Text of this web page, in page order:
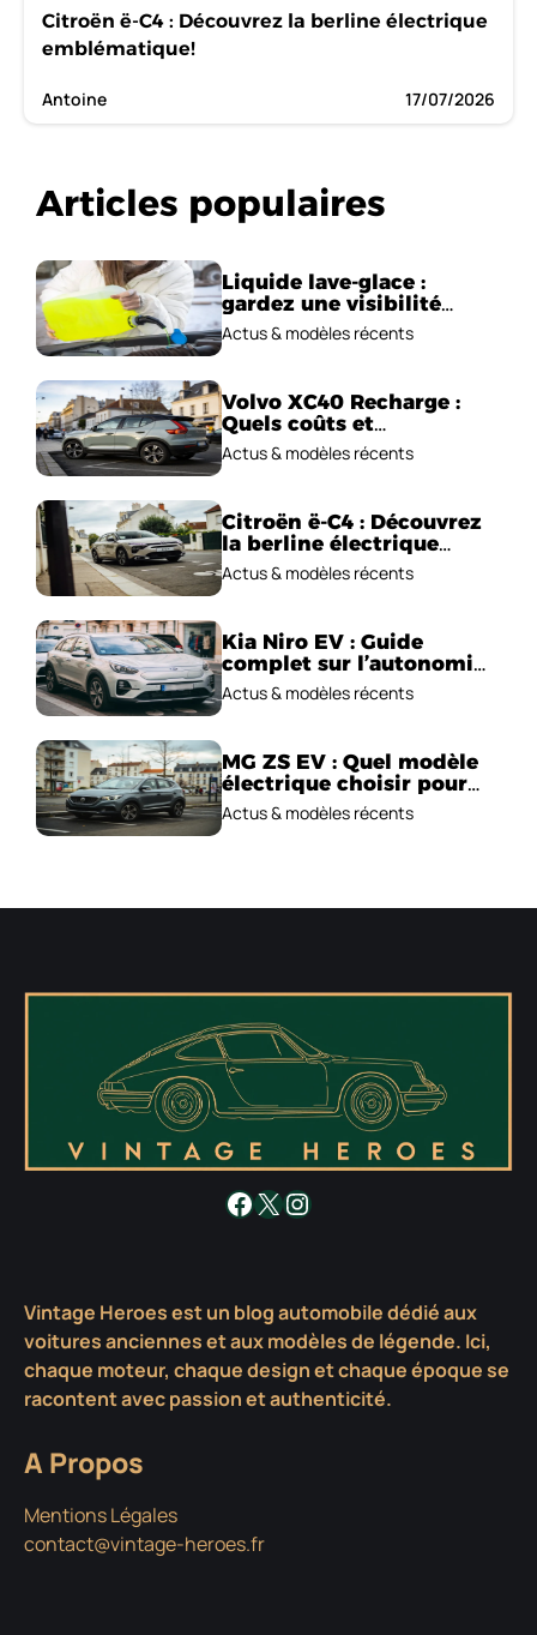
Citroën ë-C4 : Découvrez la berline électrique
emblématique!
Antoine 17/07/2026
Articles populaires
Liquide lave-glace :
gardez une visibilité
parfaite en voiture
Actus & modèles récents
Volvo XC40 Recharge :
Quels coûts et
performances
électriques ?
Actus & modèles récents
Citroën ë-C4 : Découvrez
la berline électrique
emblématique!
Actus & modèles récents
Kia Niro EV : Guide
complet sur l’autonomie
et le prix !
Actus & modèles récents
MG ZS EV : Quel modèle
électrique choisir pour
2026 ?
Actus & modèles récents
Facebook
X Instagram
Vintage Heroes est un blog automobile dédié aux
voitures anciennes et aux modèles de légende. Ici,
chaque moteur, chaque design et chaque époque se
racontent avec passion et authenticité.
A Propos
Mentions Légales
contact@vintage-heroes.fr